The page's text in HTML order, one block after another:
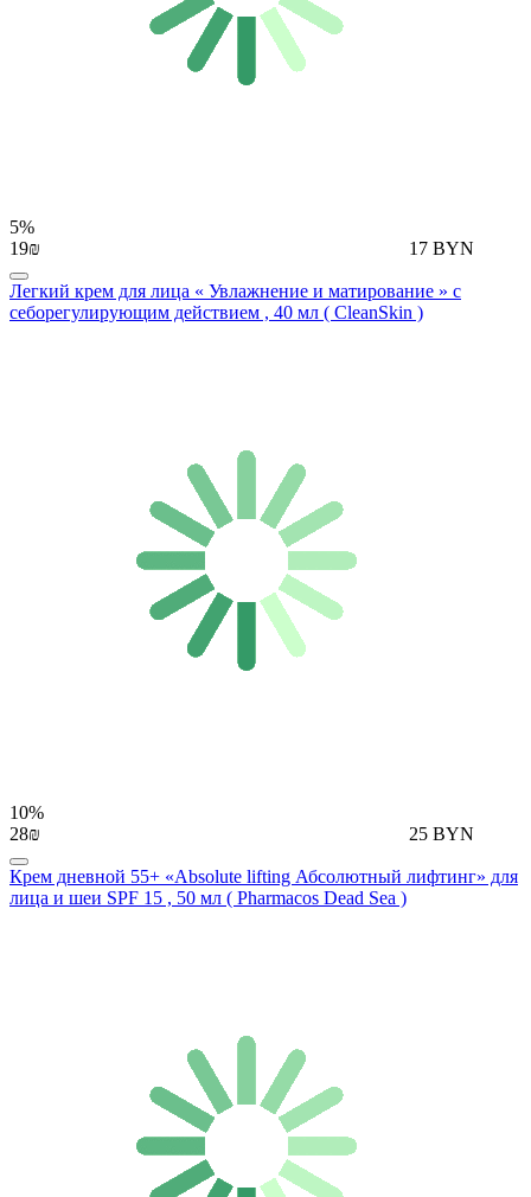
5%
19₪
17 BYN
Легкий крем для лица « Увлажнение и матирование » с
себорегулирующим действием , 40 мл ( CleanSkin )
10%
28₪
25 BYN
Крем дневной 55+ «Аbsolute lifting Абсолютный лифтинг» для
лица и шеи SPF 15 , 50 мл ( Pharmacos Dead Sea )